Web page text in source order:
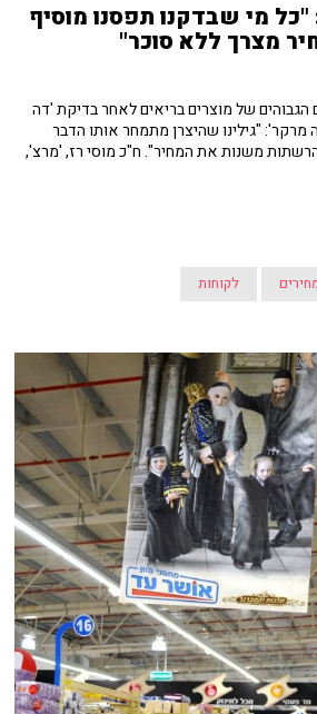
מי שבדקנו תפסנו מוסיף
מצרך ללא סוכר"
הגבוהים של מוצרים בריאים לאחר בדיקת 'דה
"גילינו שהיצרן מתמחר אותו הדבר
משנות את המחיר". ח"כ מוסי רז, 'מרצ',
לקוחות